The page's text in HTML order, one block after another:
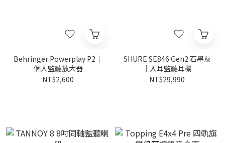
Behringer Powerplay P2｜
個人監聽放大器
NT$2,600
SHURE SE846 Gen2 石墨灰
｜入耳監聽耳機
NT$29,990